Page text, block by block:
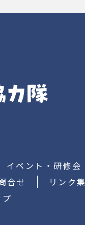
イベント・研修会
合せ
リンク集